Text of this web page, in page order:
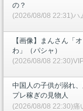
の？
(2026/08/08 22:31)ハ
【画像】まんさん「
わ」（パシャ）
(2026/08/08
中国人の子供が溺れ
プレ稼ぎの見物人
(2026/08/08 22:30)痛